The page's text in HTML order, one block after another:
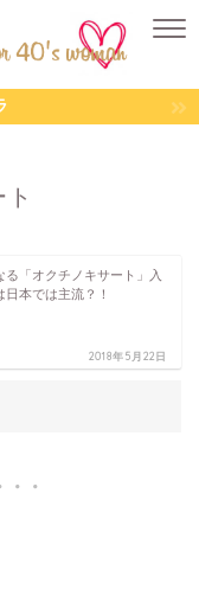
る「オクチノキサート」入
本では主流？！
2018年5月22日